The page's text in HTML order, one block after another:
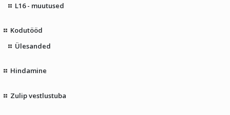
L16 - muutused
Kodutööd
Ülesanded
Hindamine
Zulip vestlustuba